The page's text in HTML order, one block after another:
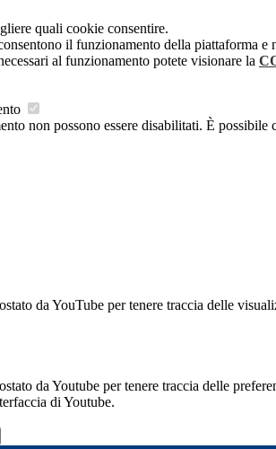
quali cookie consentire.
il funzionamento della piattaforma e
al funzionamento potete visionare la
non possono essere disabilitati. È
da YouTube per tenere traccia delle
da Youtube per tenere traccia delle
di Youtube.